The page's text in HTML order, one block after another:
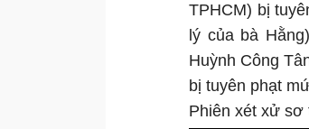
TPHCM) bị
lý của bà
Huỳnh Công
bị tuyên phạt
Phiên xét xử sơ